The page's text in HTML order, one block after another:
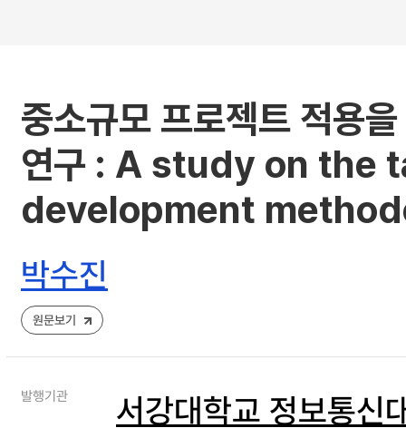
중소규모 프로젝트 적용
연구 : A study on
development
박수진
원문보기
발행기관 서강대학교 정보통신